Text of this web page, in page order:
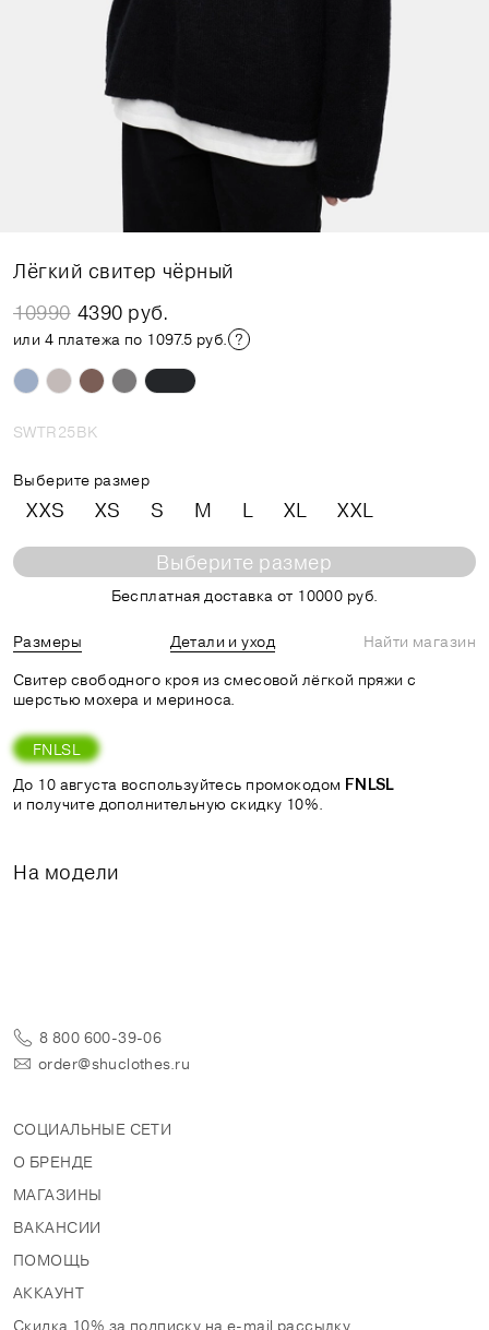
Лёгкий свитер чёрный
10990 4390 руб.
или 4 платежа по 1097.5 руб.
SWTR25BK
Выберите размер
XXS XS S M L XL XXL
Выберите размер
Бесплатная доставка от 10000 руб.
Размеры Детали и уход
Найти магазин
Свитер свободного кроя из смесовой лёгкой пряжи с
шерстью мохера и мериноса.
FNLSL
До 10 августа воспользуйтесь промокодом FNLSL
и получите дополнительную скидку 10%.
На модели
8 800 600-39-06
order@shuclothes.ru
СОЦИАЛЬНЫЕ СЕТИ
О БРЕНДЕ
МАГАЗИНЫ
ВАКАНСИИ
ПОМОЩЬ
АККАУНТ
Скидка 10% за подписку на e-mail рассылку